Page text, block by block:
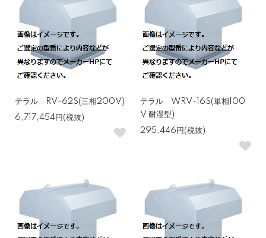
テラル RV-62S(三相200V)
6,717,454円(税抜)
テラル WRV-16S(単相100
V 耐湿型)
295,446円(税抜)